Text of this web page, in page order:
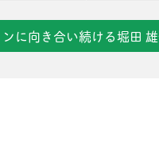
に向き合い続ける堀田